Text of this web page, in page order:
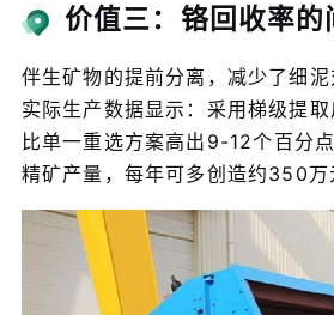
价值三：铬回收率的
伴生矿物的提前分离，减少了细泥
实际生产数据显示：采用梯级提
比单一重选方案高出9-12个百分
精矿产量，每年可多创造约350万